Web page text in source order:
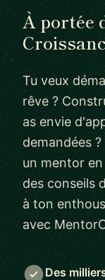
À portée
Tu veux
rêve ?
as envie
demandées
un mentor
des conseils
à ton
avec
Des